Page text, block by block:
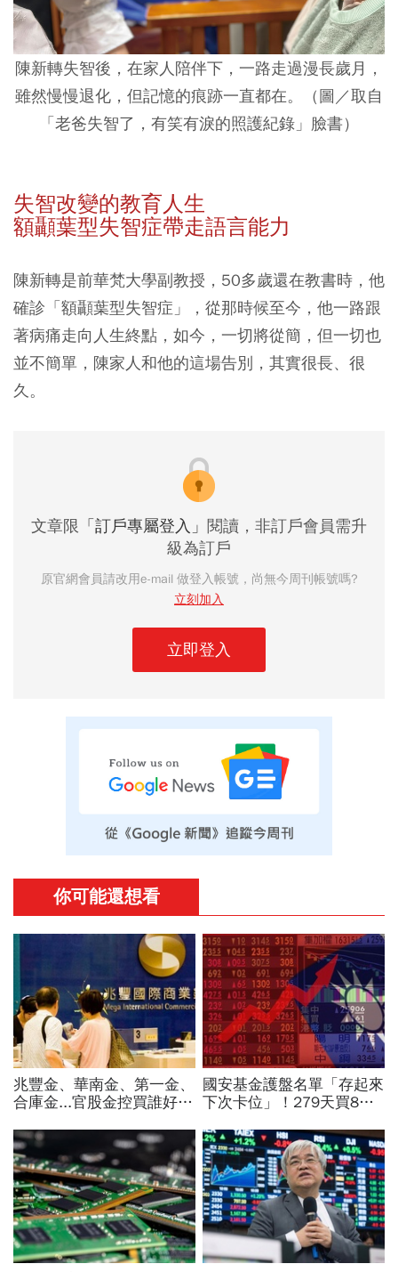
陳新轉失智後，在家人陪伴下，一路走過漫長歲月，
雖然慢慢退化，但記憶的痕跡一直都在。（圖／取自
「老爸失智了，有笑有淚的照護紀錄」臉書）
失智改變的教育人生
額顳葉型失智症帶走語言能力
陳新轉是前華梵大學副教授，50多歲還在教書時，他
確診「額顳葉型失智症」，從那時候至今，他一路跟
著病痛走向人生終點，如今，一切將從簡，但一切也
並不簡單，陳家人和他的這場告別，其實很長、很
久。
文章限 「訂戶專屬登入」 閱讀，非訂戶會員需升
級為訂戶
原官網會員請改用e-mail 做登入帳號，尚無今周刊帳號嗎?
立刻加入
立即登入